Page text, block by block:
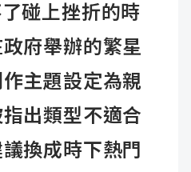
碰上挫折的時
府舉辦的繁星
主題設定為親
出類型不適合
換成時下熱門